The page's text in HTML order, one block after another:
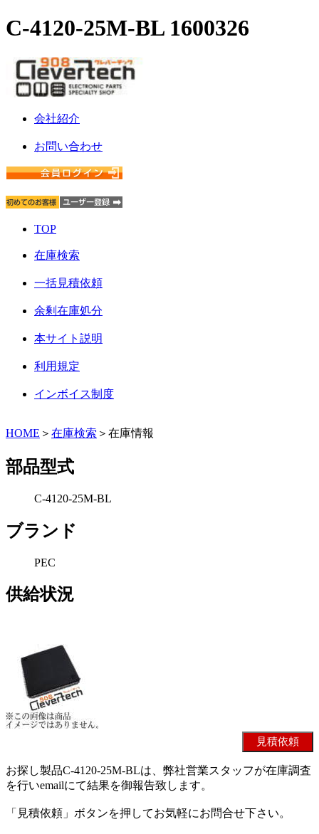
C-4120-25M-BL 1600326
会社紹介
お問い合わせ
TOP
在庫検索
一括見積依頼
余剰在庫処分
本サイト説明
利用規定
インボイス制度
HOME ＞ 在庫検索 ＞在庫情報
部品型式
C-4120-25M-BL
ブランド
PEC
供給状況
お探し製品C-4120-25M-BLは、弊社営業スタッフが在庫調査
を行いemailにて結果を御報告致します。
「見積依頼」ボタンを押してお気軽にお問合せ下さい。